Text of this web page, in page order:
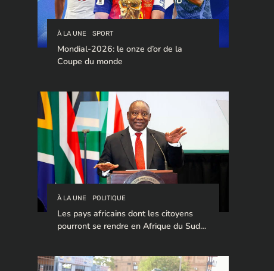
À LA UNE SPORT
Mondial-2026: le onze d’or de la
Coupe du monde
À LA UNE POLITIQUE
Les pays africains dont les citoyens
pourront se rendre en Afrique du Sud